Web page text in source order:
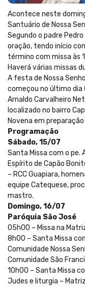
Acontece neste
Santuário de Nossa
Segundo o padre
oração, tendo início
término com missa às
Haverá várias missas
A festa de Nossa
começou no último dia
Arnaldo Carvalheiro
localizado no bairro
Novena em
Programação
Sábado, 15/07
Santa Missa com o pe.
Espírito de Capão
– RCC Guapiara,
equipe Catequese,
mastro.
Domingo, 16/07
Paróquia São José
05h00 – Missa na
8h00 – Santa Missa
Comunidade Nossa
Comunidade São
10h00 – Santa Missa
Judes e liturgia –